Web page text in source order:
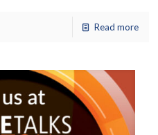
Read more